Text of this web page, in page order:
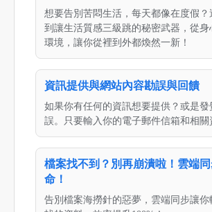
想要告別苦悶生活，每天都像在度假？
到讓生活質感三級跳的秘密武器，從身
環境，讓你從裡到外都煥然一新！
資訊提供與網站內容勘誤與回饋
如果你有任何的資訊想要提供？或是發
誤。只要輸入你的電子郵件信箱和相關
檔案找不到？別再崩潰啦！雲端
命！
告別檔案海撈針的惡夢，雲端同步讓你